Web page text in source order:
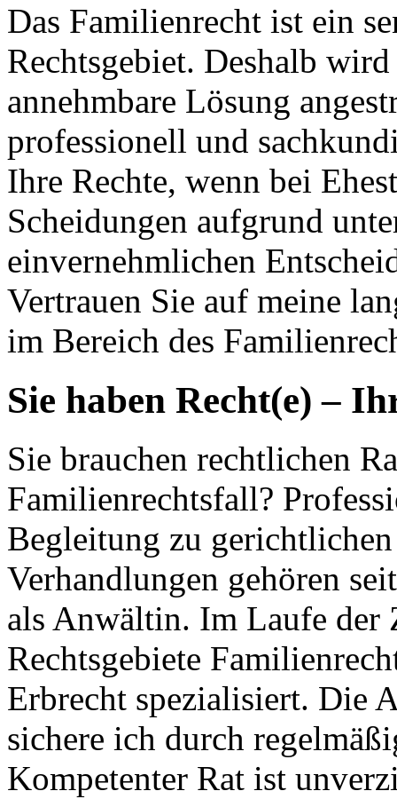
Das Familienrecht ist ein
Rechtsgebiet. Deshalb
annehmbare Lösung
professionell und
Ihre Rechte, wenn bei
Scheidungen aufgrund
einvernehmlichen
Vertrauen Sie auf meine
im Bereich des
Sie haben Recht(e) –
Sie brauchen rechtlichen
Familienrechtsfall?
Begleitung zu
Verhandlungen gehören
als Anwältin. Im Laufe der
Rechtsgebiete
Erbrecht spezialisiert. Die
sichere ich durch
Kompetenter Rat ist